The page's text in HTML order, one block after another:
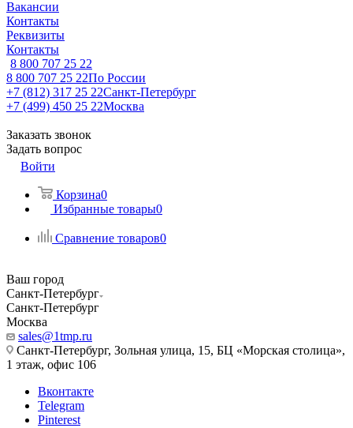
Вакансии
Контакты
Реквизиты
Контакты
8 800 707 25 22
8 800 707 25 22По России
+7 (812) 317 25 22Санкт-Петербург
+7 (499) 450 25 22Москва
Заказать звонок
Задать вопрос
Войти
Корзина0
Избранные товары0
Сравнение товаров0
Ваш город
Санкт-Петербург
Санкт-Петербург
Москва
sales@1tmp.ru
Санкт-Петербург, Зольная улица, 15, БЦ «Морская столица»,
1 этаж, офис 106
Вконтакте
Telegram
Pinterest